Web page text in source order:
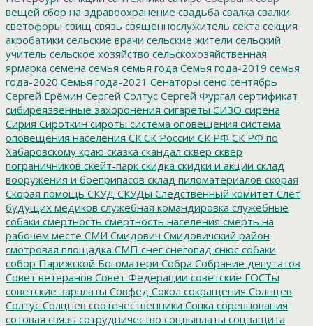
вещей сбор на здравоохранение свадьба свалка свалки
светофоры свищ связь священнослужитель секта секция
акробатики сельские врачи сельские жители сельский
учитель сельское хозяйство сельскохозяйственная
ярмарка семена семья семья года Семья года-2019 семья
года-2020 Семья года-2021 Сенаторы сено сентябрь
Сергей Ерёмин Сергей Солтус Сергей Фургал сертификат
сибиреязвенные захоронения сигареты СИЗО сирена
Сирия Сироткин сироты система оповещения система
оповещения населения СК СК России СК РФ СК РФ по
Хабаровскому краю сказка скандал сквер сквер
пограничников скейт-парк скидка скидки и акции склад
вооружения и боеприпасов склад пиломатериалов скорая
Скорая помощь СКУД СКУДы Следственный комитет Слет
будущих медиков служебная командировка служебные
собаки смертность смертность населения смерть на
рабочем месте СМИ Смидович Смидовичский район
смотровая площадка СМП снег снегопад снюс собаки
собор Парижской Богоматери Собра Собрание депутатов
Совет ветеранов Совет Федерации советские ГОСТы
советские зарплаты Совфед Сокол сокращения Солнцев
Солтус Солцнев соотечественники Сопка соревнования
сотовая связь сотрудничество соцвыплаты соцзащита